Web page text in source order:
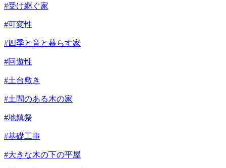
#受け継ぐ家
#可変性
#四季と音と暮らす家
#回遊性
#土台敷き
#土間のある木の家
#地鎮祭
#基礎工事
#大きな木の下の平屋